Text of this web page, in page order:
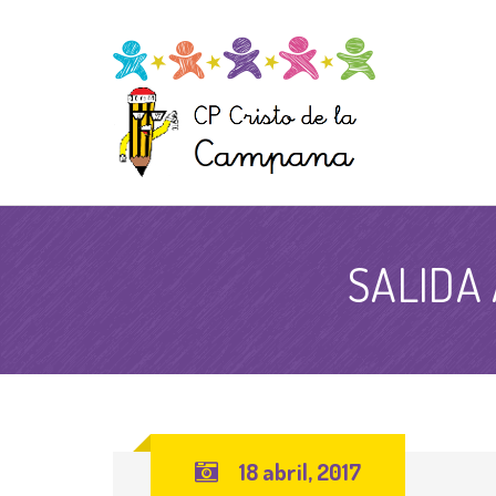
SALIDA
18 abril, 2017